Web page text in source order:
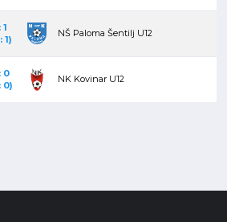
1
1)
NŠ Paloma Šentilj U12
0
0)
NK Kovinar U12